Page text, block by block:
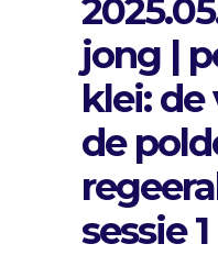
jong |
klei: de
de
sessie 1